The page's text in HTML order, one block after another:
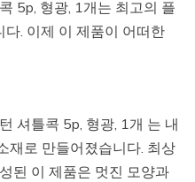
5p, 형광, 1개는 최고의 플
. 이제 이 제품이 어떠한
셔틀콕 5p, 형광, 1개 는 내
재로 만들어졌습니다. 최상
된 이 제품은 멋진 모양과